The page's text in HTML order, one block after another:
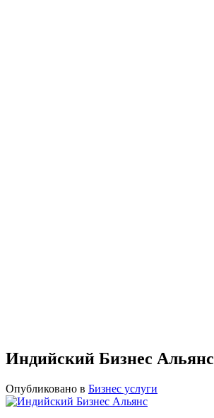
Индийский Бизнес Альянс
Опубликовано в Бизнес услуги